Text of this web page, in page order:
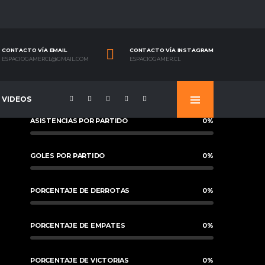
CONTACTO VÍA EMAIL
ESPACIOGAMERCL@GMAIL.COM
CONTACTO VÍA INSTAGRAM
ESPACIOGAMER.CL
VIDEOS
ASISTENCIAS POR PARTIDO 0%
GOLES POR PARTIDO 0%
PORCENTAJE DE DERROTAS 0%
PORCENTAJE DE EMPATES 0%
PORCENTAJE DE VICTORIAS 0%